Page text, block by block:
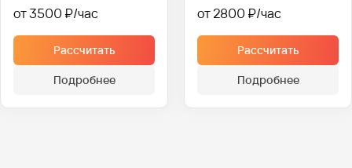
от 3500 ₽
Рассчитать
Подробнее
от 2800 ₽
Рассчитать
Подробнее